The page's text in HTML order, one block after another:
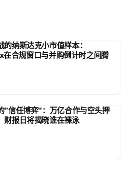
的纳斯达克小市值样本：
合规窗口与并购倒计时之间腾
”信任博弈”：万亿合作与空头押
财报日将揭晓谁在裸泳